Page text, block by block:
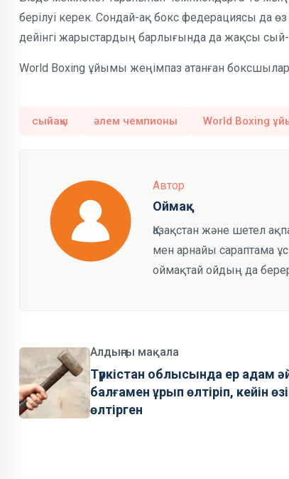
берілуі керек. Сондай-ақ бокс федерациясы да
дейінгі жарыстардың барлығында да жақсы сый-
World Boxing ұйымы жеңімпаз атанған
сыйақы әлем чемпионы World Boxing
Автор
Оймақ
Қазақстан және шетел
мен арнайы сараптама
оймақтай ойдың да
Алдыңғы мақала
Түркістан облысында ер адам
балғамен ұрып өлтіріп, кейін
өлтірген